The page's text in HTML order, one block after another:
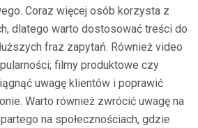
Coraz więcej osób korzysta z
dlatego warto dostosować treści do
fraz zapytań. Również video
filmy produktowe czy
uwagę klientów i poprawić
Warto również zwrócić uwagę na
na społecznościach, gdzie